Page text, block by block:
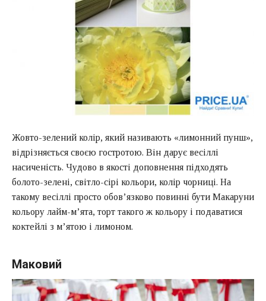
Жовто-зелений колір, який називають «лимонний пунш»,
відрізняється своєю гостротою. Він дарує весіллі
насиченість. Чудово в якості доповнення підходять
болото-зелені, світло-сірі кольори, колір чорниці. На
такому весіллі просто обов’язково повинні бути Макаруни
кольору лайм-м’ята, торт такого ж кольору і подаватися
коктейлі з м’ятою і лимоном.
Маковий